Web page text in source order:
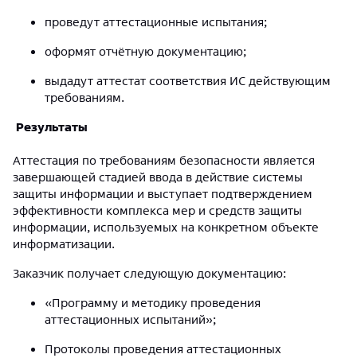
проведут аттестационные испытания;
оформят отчётную документацию;
выдадут аттестат соответствия ИС действующим
требованиям.
Результаты
Аттестация по требованиям безопасности является
завершающей стадией ввода в действие системы
защиты информации и выступает подтверждением
эффективности комплекса мер и средств защиты
информации, используемых на конкретном объекте
информатизации.
Заказчик получает следующую документацию:
«Программу и методику проведения
аттестационных испытаний»;
Протоколы проведения аттестационных